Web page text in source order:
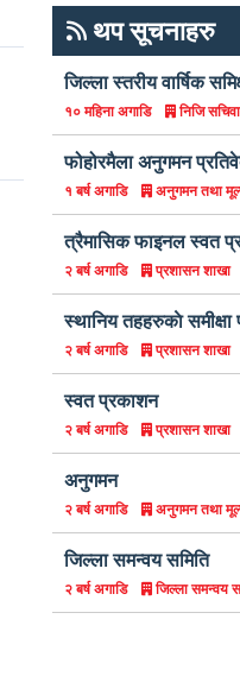
थप सूचनाहरु
जिल्ला स्तरीय वार्षिक
१० महिना अगाडि निजि
फोहोरमैला अनुगमन
१ बर्ष अगाडि अनुगमन तथा
त्रैमासिक फाइनल स्वत
२ बर्ष अगाडि प्रशासन शाखा
स्थानिय तहहरुकाे
२ बर्ष अगाडि प्रशासन शाखा
स्वत प्रकाशन
२ बर्ष अगाडि प्रशासन शाखा
अनुगमन
२ बर्ष अगाडि अनुगमन तथा
जिल्ला समन्वय समिति
२ बर्ष अगाडि जिल्ला समन्वय